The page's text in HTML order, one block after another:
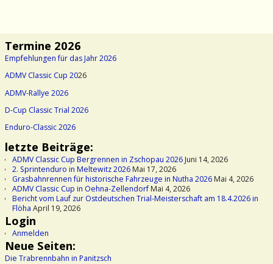
Termine 2026
Empfehlungen für das Jahr 2026
ADMV Classic Cup 2026
ADMV-Rallye 2026
D-Cup Classic Trial 2026
Enduro-Classic 2026
letzte Beiträge:
ADMV Classic Cup Bergrennen in Zschopau 2026Juni 14, 2026
2. Sprintenduro in Meltewitz 2026Mai 17, 2026
Grasbahnrennen für historische Fahrzeuge in Nutha 2026Mai 4, 2026
ADMV Classic Cup in Oehna-ZellendorfMai 4, 2026
Bericht vom Lauf zur Ostdeutschen Trial-Meisterschaft am 18.4.2026 in
Flöha April 19, 2026
Login
Anmelden
Neue Seiten:
Die Trabrennbahn in Panitzsch